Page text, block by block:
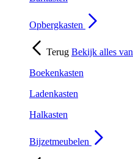
Opbergkasten
Terug Bekijk alles van
Boekenkasten
Ladenkasten
Halkasten
Bijzetmeubelen